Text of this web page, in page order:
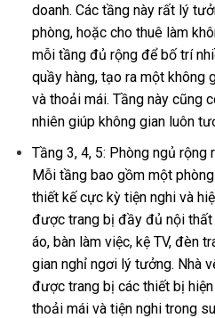
doanh. Các tầng này rất lý
phòng, hoặc cho thuê làm
mỗi tầng đủ rộng để bố trí
quầy hàng, tạo ra một không
và thoải mái. Tầng này cũng
nhiên giúp không gian luôn
Tầng 3, 4, 5: Phòng ngủ rộng
Mỗi tầng bao gồm một
thiết kế cực kỳ tiện nghi và
được trang bị đầy đủ nội
áo, bàn làm việc, kệ TV, đèn
gian nghỉ ngơi lý tưởng. Nhà
được trang bị các thiết bị
thoải mái và tiện nghi trong